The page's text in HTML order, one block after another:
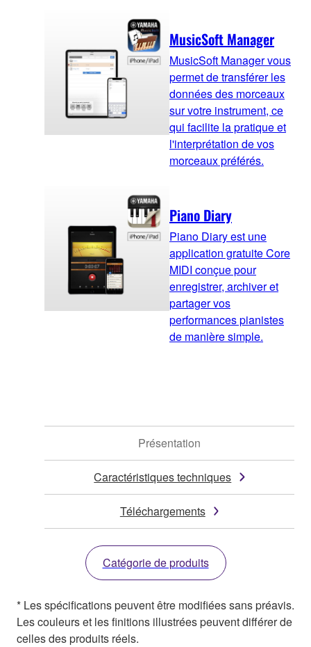
MusicSoft Manager
MusicSoft Manager vous
permet de transférer les
données des morceaux
sur votre instrument, ce
qui facilite la pratique et
l'interprétation de vos
morceaux préférés.
Piano Diary
Piano Diary est une
application gratuite Core
MIDI conçue pour
enregistrer, archiver et
partager vos
performances pianistes
de manière simple.
Présentation
Caractéristiques techniques
Téléchargements
Catégorie de produits
* Les spécifications peuvent être modifiées sans préavis.
Les couleurs et les finitions illustrées peuvent différer de
celles des produits réels.